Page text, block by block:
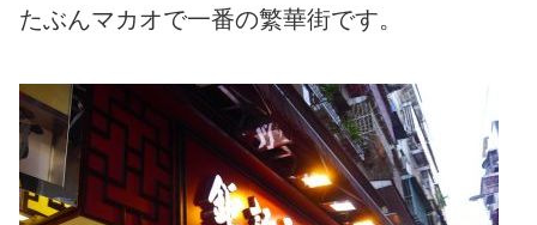
たぶんマカオで一番の繁華街です。